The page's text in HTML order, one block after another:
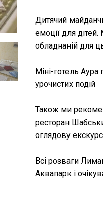
Дитячий
емоції для
обладнаній для
Міні-готель
урочистих подій
Також ми
ресторан
оглядову
Всі розваги
Аквапарк і